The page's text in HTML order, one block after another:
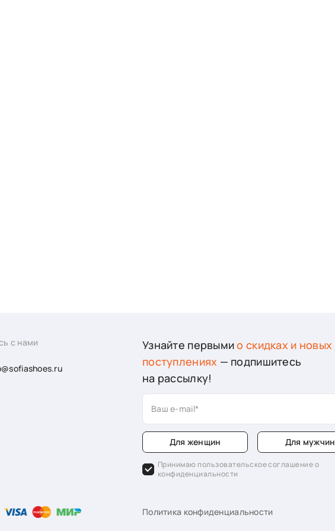
с нами Узнайте первымио скидках и новых
поступлениях — подпишитесь
на рассылку!
Ваш e-mail
Для женщин Для мужчин
Принимаю пользовательское соглашение о
конфиденциальности
Политика конфиденциальности